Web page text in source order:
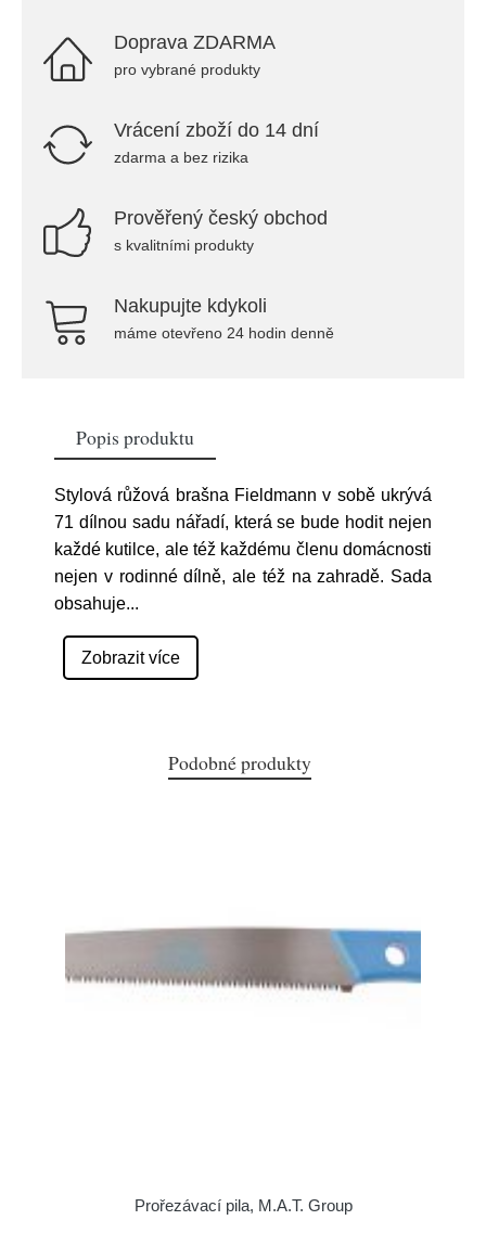
Doprava ZDARMA
pro vybrané produkty
Vrácení zboží do 14 dní
zdarma a bez rizika
Prověřený český obchod
s kvalitními produkty
Nakupujte kdykoli
máme otevřeno 24 hodin denně
Popis produktu
Stylová růžová brašna Fieldmann v sobě ukrývá
71 dílnou sadu nářadí, která se bude hodit nejen
každé kutilce, ale též každému členu domácnosti
nejen v rodinné dílně, ale též na zahradě. Sada
obsahuje...
Zobrazit více
Podobné produkty
Prořezávací pila, M.A.T. Group